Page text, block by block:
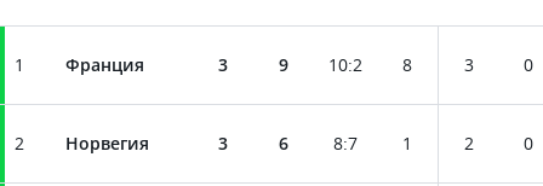
1 Франция 3 9 10:2 8 3 0
2 Норвегия 3 6 8:7 1 2 0